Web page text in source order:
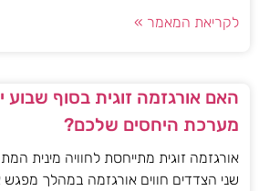
לקריאת המאמר »
האם אורגזמה זוגית בסוף
מערכת היחסים שלכם?
אורגזמה זוגית מתייחסת לחוויה מינית
שני הצדדים חווים אורגזמה במהלך מפגש